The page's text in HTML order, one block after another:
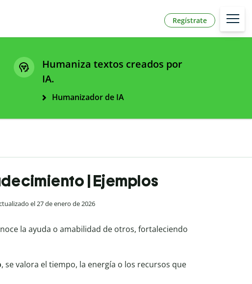
Regístrate
Humaniza textos creados por
IA.
Humanizador de IA
| Ejemplos
el 27 de enero de 2026
la ayuda o amabilidad de otros, fortaleciendo
, se valora el tiempo, la energía o los recursos que